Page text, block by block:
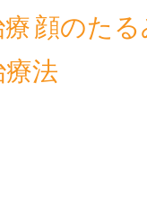
顔のた
法